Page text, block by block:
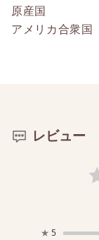
原産国
アメリカ合衆国
レビュー
★ 5